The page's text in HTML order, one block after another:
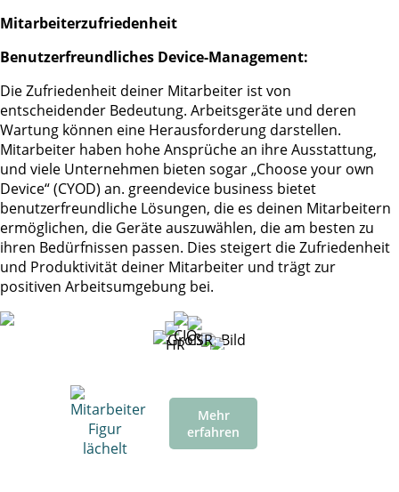
Mitarbeiterzufriedenheit
Benutzerfreundliches Device-Management:
Die Zufriedenheit deiner Mitarbeiter ist von
entscheidender Bedeutung. Arbeitsgeräte und deren
Wartung können eine Herausforderung darstellen.
Mitarbeiter haben hohe Ansprüche an ihre Ausstattung,
und viele Unternehmen bieten sogar „Choose your own
Device“ (CYOD) an. greendevice business bietet
benutzerfreundliche Lösungen, die es deinen Mitarbeitern
ermöglichen, die Geräte auszuwählen, die am besten zu
ihren Bedürfnissen passen. Dies steigert die Zufriedenheit
und Produktivität deiner Mitarbeiter und trägt zur
positiven Arbeitsumgebung bei.
Mehr
erfahren